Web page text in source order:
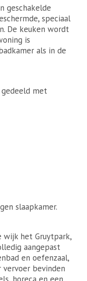
geschakelde
speciaal
De keuken wordt
is
als in de
met
slaapkamer.
wijk het Gruytpark,
aangepast
en oefenzaal,
bevinden